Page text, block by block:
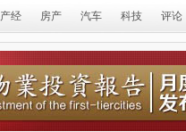
产经 房产 汽车 科技 评论